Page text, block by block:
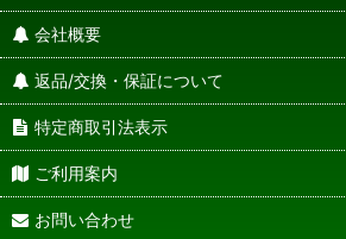
会社概要
返品/交換・保証について
特定商取引法表示
ご利用案内
お問い合わせ